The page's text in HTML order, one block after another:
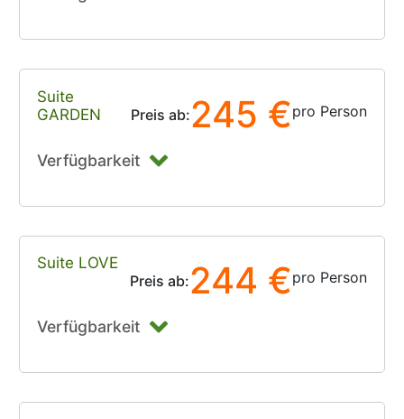
Suite
GARDEN
Preis ab:245 €pro Person
Verfügbarkeit
Suite LOVE
Preis ab:244 €pro Person
Verfügbarkeit